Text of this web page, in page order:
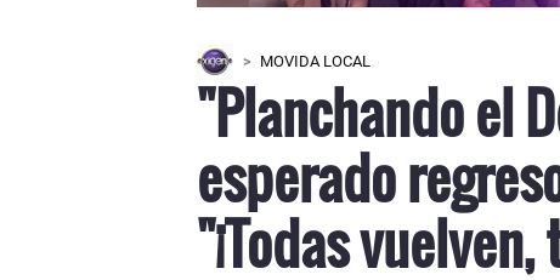
MOVIDA LOCAL
"Planchando el
esperado
"¡Todas